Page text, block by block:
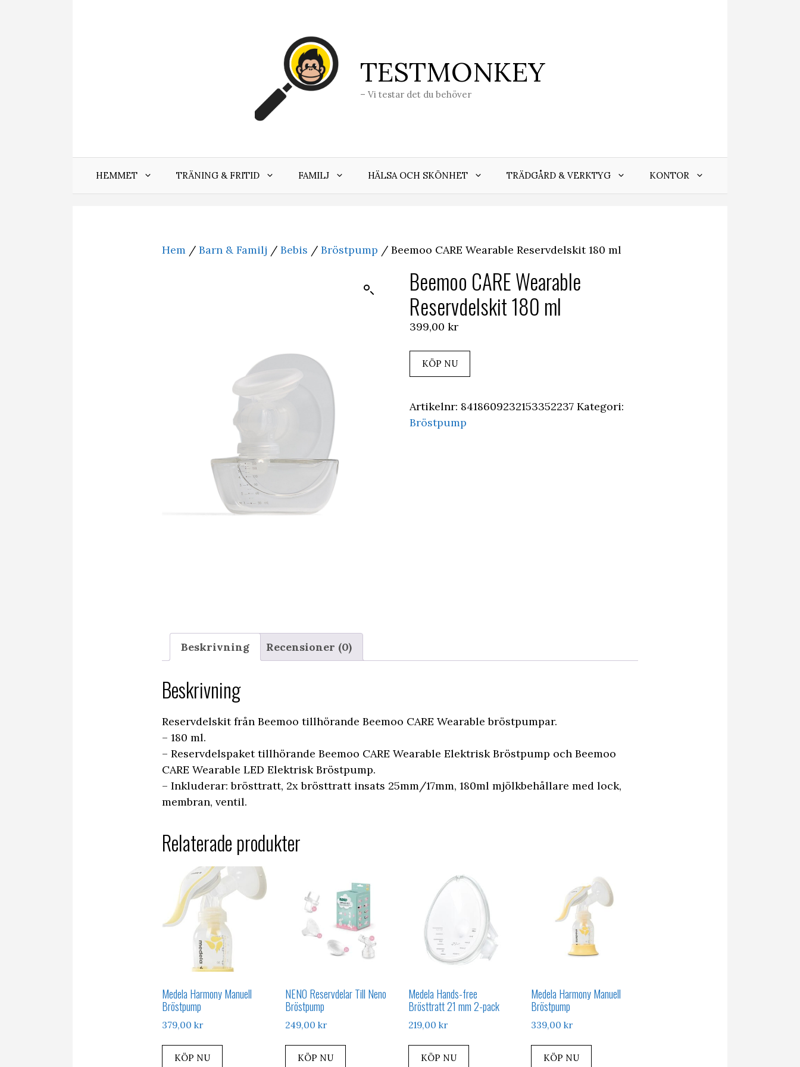
TESTMONKEY
– Vi testar det du behöver
HEMMET TRÄNING & FRITID FAMILJ HÄLSA OCH SKÖNHET TRÄDGÅRD & VERKTYG KONTOR
Hem / Barn & Familj / Bebis / Bröstpump / Beemoo CARE Wearable Reservdelskit 180 ml
Beemoo CARE Wearable
Reservdelskit 180 ml
399,00 kr
KÖP NU
Artikelnr: 8418609232153352237 Kategori:
Bröstpump
Beskrivning Recensioner (0)
Beskrivning
Reservdelskit från Beemoo tillhörande Beemoo CARE Wearable bröstpumpar.
– 180 ml.
– Reservdelspaket tillhörande Beemoo CARE Wearable Elektrisk Bröstpump och Beemoo
CARE Wearable LED Elektrisk Bröstpump.
– Inkluderar: brösttratt, 2x brösttratt insats 25mm/17mm, 180ml mjölkbehållare med lock,
membran, ventil.
Relaterade produkter
Medela Harmony Manuell
Bröstpump
379,00 kr
KÖP NU
NENO Reservdelar Till Neno
Bröstpump
249,00 kr
KÖP NU
Medela Hands-free
Brösttratt 21 mm 2-pack
219,00 kr
KÖP NU
Medela Harmony Manuell
Bröstpump
339,00kr
KÖP NU